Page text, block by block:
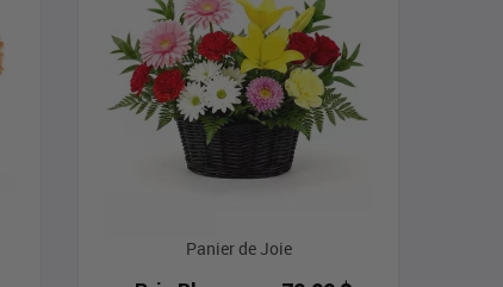
Panier de Joie